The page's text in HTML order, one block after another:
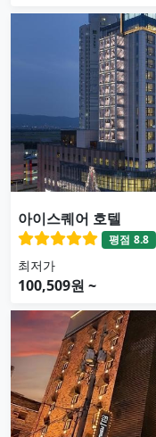
아이스퀘어 호텔
평점 8.8
최저가
100,509원 ~